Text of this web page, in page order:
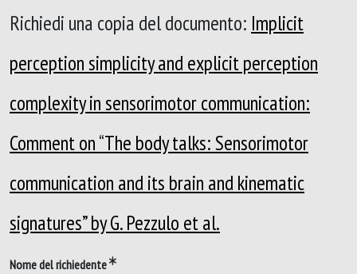
Richiedi una copia del documento: Implicit
perception simplicity and explicit perception
complexity in sensorimotor communication:
Comment on “The body talks: Sensorimotor
communication and its brain and kinematic
signatures” by G. Pezzulo et al.
Nome del richiedente